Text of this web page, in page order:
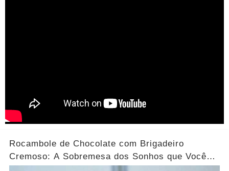
Rocambole de Chocolate com Brigadeiro
Cremoso: A Sobremesa dos Sonhos que Você